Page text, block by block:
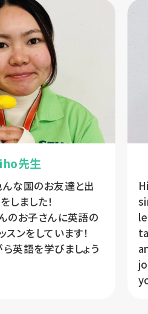
先生
な国のお友達と出
しました！
のお子さんに英語の
ンをしています！
英語を学びましょう